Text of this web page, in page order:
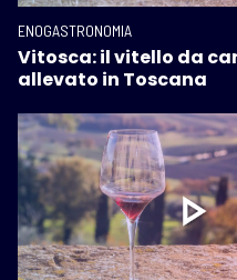
ENOGASTRONOMIA
Vitosca: il vitello da
allevato in Toscana